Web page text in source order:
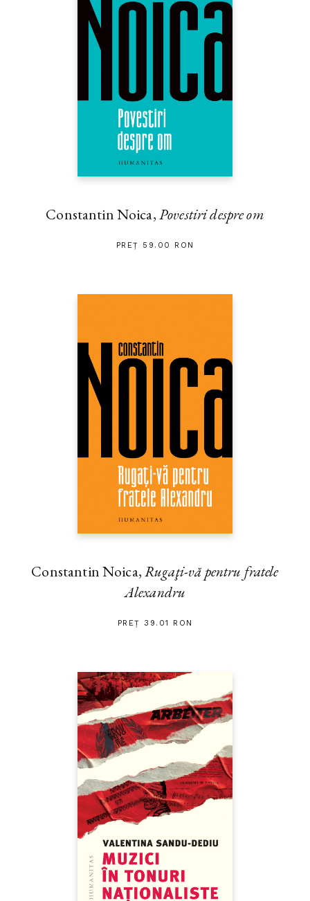
Constantin Noica,Povestiri despre om
PREȚ 59.00 RON
Constantin Noica,Rugaţi-vă pentru fratele
Alexandru
PREȚ 39.01 RON